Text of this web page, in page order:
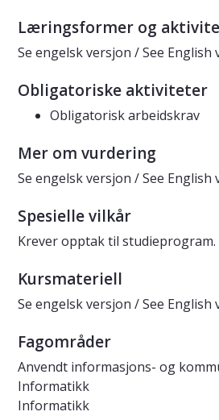
Læringsformer og
Se engelsk versjon / See English
Obligatoriske aktiviteter
Obligatorisk arbeidskrav
Mer om vurdering
Se engelsk versjon / See English
Spesielle vilkår
Krever opptak til studieprogram.
Kursmateriell
Se engelsk versjon / See English
Fagområder
Anvendt informasjons- og
Informatikk
Informatikk